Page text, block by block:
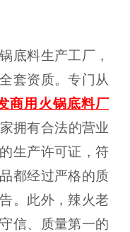
料生产工厂，
套资质。专门从
商用火锅底料厂
拥有合法的营业
生产许可证，符
都经过严格的质
。此外，辣火老
信、质量第一的